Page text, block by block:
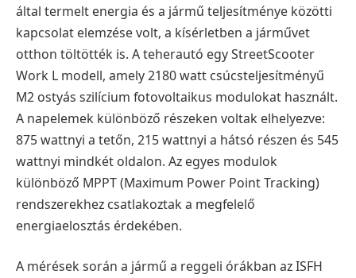
által termelt energia és a jármű teljesítménye közötti
kapcsolat elemzése volt, a kísérletben a járművet
otthon töltötték is. A teherautó egy StreetScooter
Work L modell, amely 2180 watt csúcsteljesítményű
M2 ostyás szilícium fotovoltaikus modulokat használt.
A napelemek különböző részeken voltak elhelyezve:
875 wattnyi a tetőn, 215 wattnyi a hátsó részen és 545
wattnyi mindkét oldalon. Az egyes modulok
különböző MPPT (Maximum Power Point Tracking)
rendszerekhez csatlakoztak a megfelelő
energiaelosztás érdekében.
A mérések során a jármű a reggeli órákban az ISFH